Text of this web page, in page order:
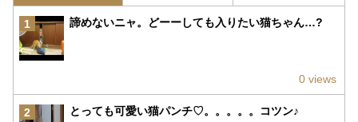
1 諦めないニャ。どーーしても入りたい猫ちゃん…?
0 views
2 とっても可愛い猫パンチ♡。。。。。コツン♪